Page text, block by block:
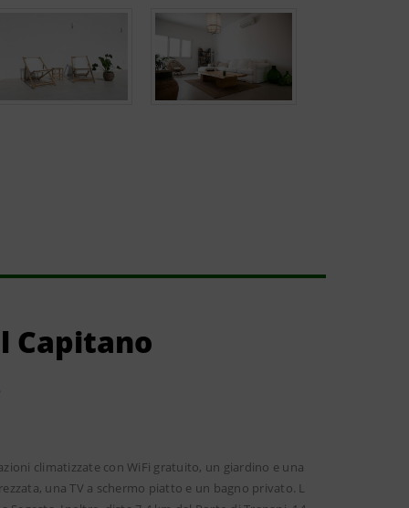
Capitano
climatizzate con WiFi gratuito, un giardino e una
una TV a schermo piatto e un bagno privato. L